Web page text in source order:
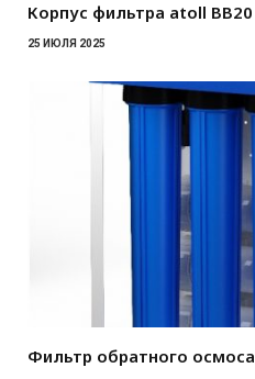
Корпус фильтра atoll
25 ИЮЛЯ 2025
Фильтр обратного